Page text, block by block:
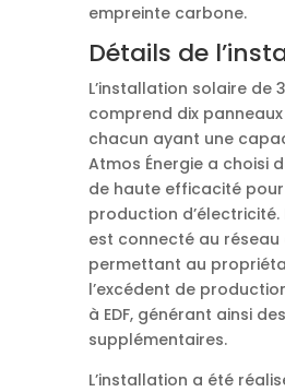
empreinte carbone.
Détails de
L’installation solaire de
comprend dix
chacun ayant une
Atmos Énergie a choisi
de haute efficacité
production d’électricité.
est connecté au réseau
permettant au
l’excédent de
à EDF, générant ainsi
supplémentaires.
L’installation a été